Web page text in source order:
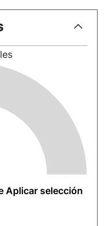
Aplicar selección